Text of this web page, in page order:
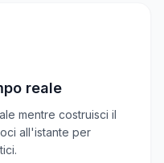
reale
mentre costruisci il
all'istante per